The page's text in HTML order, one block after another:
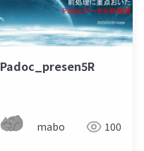
Padoc_presen5R
mabo 100